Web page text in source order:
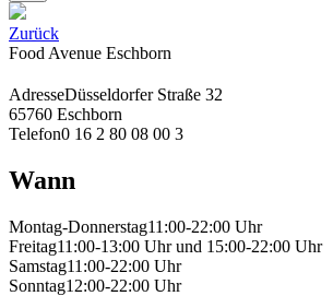
Zurück
Food Avenue Eschborn
AdresseDüsseldorfer Straße 32
65760 Eschborn
Telefon0 16 2 80 08 00 3
Wann
Montag-Donnerstag11:00-22:00 Uhr
Freitag11:00-13:00 Uhr und 15:00-22:00 Uhr
Samstag11:00-22:00 Uhr
Sonntag12:00-22:00 Uhr